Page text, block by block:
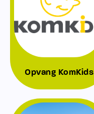
Opvang KomKids